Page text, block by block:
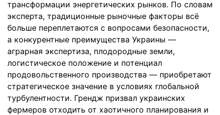
трансформации энергетических рынков. По словам
эксперта, традиционные рыночные факторы всё
больше переплетаются с вопросами безопасности,
а конкурентные преимущества Украины —
аграрная экспертиза, плодородные земли,
логистическое положение и потенциал
продовольственного производства — приобретают
стратегическое значение в условиях глобальной
турбулентности. Грендж призвал украинских
фермеров отходить от хаотичного планирования и